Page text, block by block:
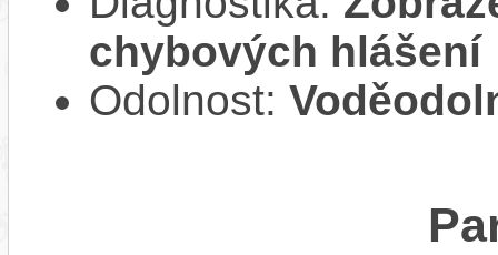
chybových hlášení
Odolnost: